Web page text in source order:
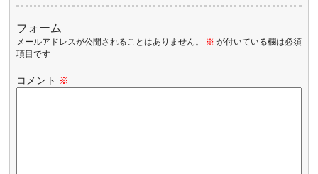
フォーム
メールアドレスが公開されることはありません。 ※ が付いている欄は必須
項目です
コメント ※